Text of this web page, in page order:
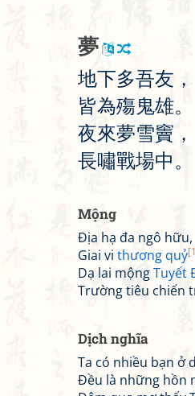
夢
地下多吾友 ，
皆為殤鬼雄。
夜來夢雪竇 ，
長嘯戰場中。
Mộng
Địa hạ đa ngô hữu,
Giai vi thương quỷ
Dạ lai mộngTuyết
Trường tiêu chiến
Dịch nghĩa
Ta có nhiều bạn ở
Đều là những hồn